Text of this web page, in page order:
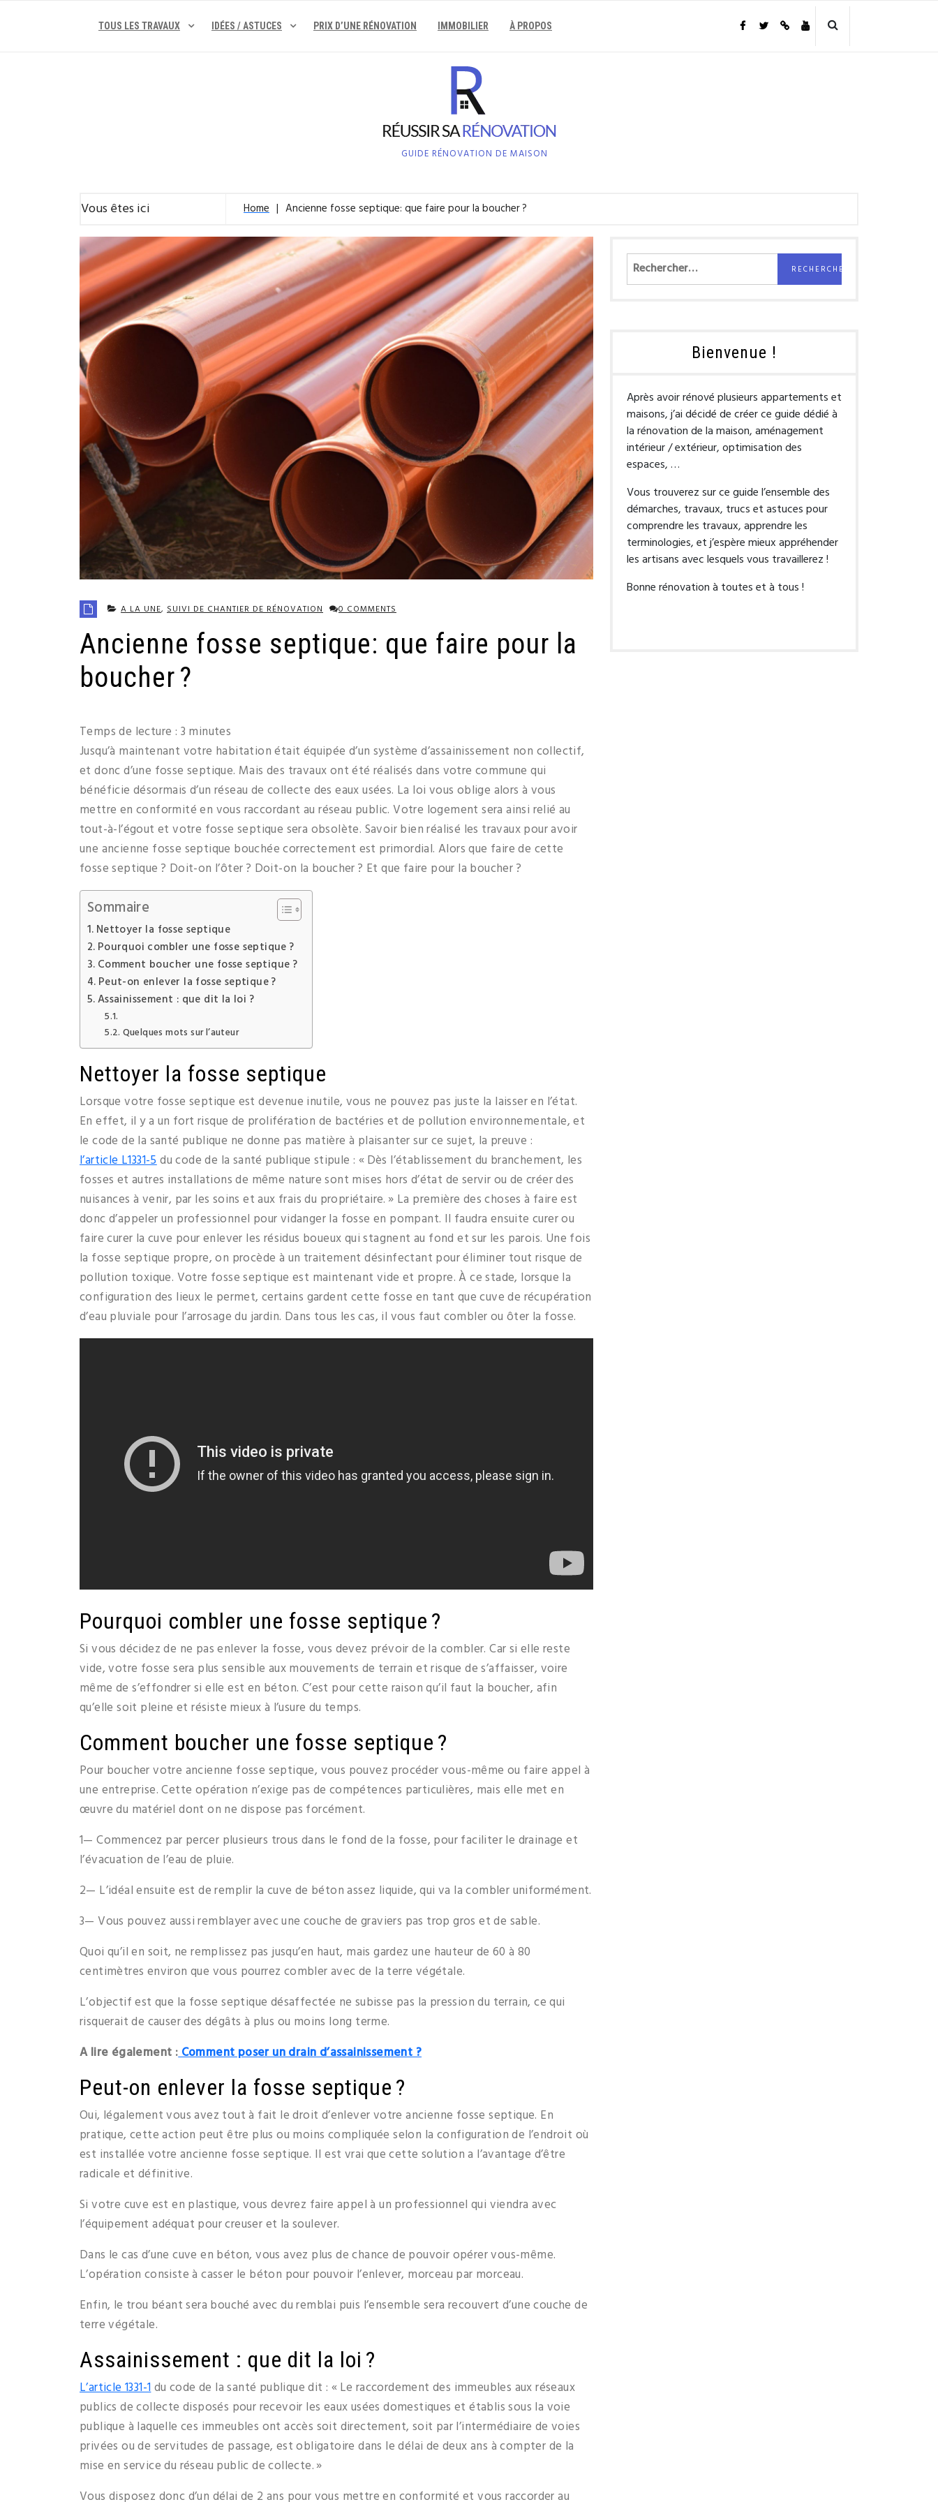
TOUS LES TRAVAUX IDÉES / ASTUCES PRIX D’UNE RÉNOVATION IMMOBILIER À PROPOS
GUIDE RÉNOVATION DE MAISON
Vous êtes ici Home Ancienne fosse septique: que faire pour la boucher ?
A LA UNE, SUIVI DE CHANTIER DE RÉNOVATION 0 COMMENTS
Ancienne fosse septique: que faire pour la
boucher ?
Temps de lecture : 3 minutes
Jusqu’à maintenant votre habitation était équipée d’un système d’assainissement non collectif,
et donc d’une fosse septique. Mais des travaux ont été réalisés dans votre commune qui
bénéficie désormais d’un réseau de collecte des eaux usées. La loi vous oblige alors à vous
mettre en conformité en vous raccordant au réseau public. Votre logement sera ainsi relié au
tout-à-l’égout et votre fosse septique sera obsolète. Savoir bien réalisé les travaux pour avoir
une ancienne fosse septique bouchée correctement est primordial. Alors que faire de cette
fosse septique ? Doit-on l’ôter ? Doit-on la boucher ? Et que faire pour la boucher ?
Sommaire
Nettoyer la fosse septique
Pourquoi combler une fosse septique ?
Comment boucher une fosse septique ?
Peut-on enlever la fosse septique ?
Assainissement : que dit la loi ?
Quelques mots sur l’auteur
Nettoyer la fosse septique
Lorsque votre fosse septique est devenue inutile, vous ne pouvez pas juste la laisser en l’état.
En effet, il y a un fort risque de prolifération de bactéries et de pollution environnementale, et
le code de la santé publique ne donne pas matière à plaisanter sur ce sujet, la preuve :
l’article L1331-5du code de la santé publique stipule : « Dès l’établissement du branchement, les
fosses et autres installations de même nature sont mises hors d’état de servir ou de créer des
nuisances à venir, par les soins et aux frais du propriétaire. » La première des choses à faire est
donc d’appeler un professionnel pour vidanger la fosse en pompant. Il faudra ensuite curer ou
faire curer la cuve pour enlever les résidus boueux qui stagnent au fond et sur les parois. Une fois
la fosse septique propre, on procède à un traitement désinfectant pour éliminer tout risque de
pollution toxique. Votre fosse septique est maintenant vide et propre. À ce stade, lorsque la
configuration des lieux le permet, certains gardent cette fosse en tant que cuve de récupération
d’eau pluviale pour l’arrosage du jardin. Dans tous les cas, il vous faut combler ou ôter la fosse.
Pourquoi combler une fosse septique ?
Si vous décidez de ne pas enlever la fosse, vous devez prévoir de la combler. Car si elle reste
vide, votre fosse sera plus sensible aux mouvements de terrain et risque de s’affaisser, voire
même de s’effondrer si elle est en béton. C’est pour cette raison qu’il faut la boucher, afin
qu’elle soit pleine et résiste mieux à l’usure du temps.
Comment boucher une fosse septique ?
Pour boucher votre ancienne fosse septique, vous pouvez procéder vous-même ou faire appel à
une entreprise. Cette opération n’exige pas de compétences particulières, mais elle met en
œuvre du matériel dont on ne dispose pas forcément.
1— Commencez par percer plusieurs trous dans le fond de la fosse, pour faciliter le drainage et
l’évacuation de l’eau de pluie.
2— L’idéal ensuite est de remplir la cuve de béton assez liquide, qui va la combler uniformément.
3— Vous pouvez aussi remblayer avec une couche de graviers pas trop gros et de sable.
Quoi qu’il en soit, ne remplissez pas jusqu’en haut, mais gardez une hauteur de 60 à 80
centimètres environ que vous pourrez combler avec de la terre végétale.
L’objectif est que la fosse septique désaffectée ne subisse pas la pression du terrain, ce qui
risquerait de causer des dégâts à plus ou moins long terme.
A lire également :Comment poser un drain d’assainissement ?
Peut-on enlever la fosse septique ?
Oui, légalement vous avez tout à fait le droit d’enlever votre ancienne fosse septique. En
pratique, cette action peut être plus ou moins compliquée selon la configuration de l’endroit où
est installée votre ancienne fosse septique. Il est vrai que cette solution a l’avantage d’être
radicale et définitive.
Si votre cuve est en plastique, vous devrez faire appel à un professionnel qui viendra avec
l’équipement adéquat pour creuser et la soulever.
Dans le cas d’une cuve en béton, vous avez plus de chance de pouvoir opérer vous-même.
L’opération consiste à casser le béton pour pouvoir l’enlever, morceau par morceau.
Enfin, le trou béant sera bouché avec du remblai puis l’ensemble sera recouvert d’une couche de
terre végétale.
Assainissement : que dit la loi ?
L’article 1331-1du code de la santé publique dit : « Le raccordement des immeubles aux réseaux
publics de collecte disposés pour recevoir les eaux usées domestiques et établis sous la voie
publique à laquelle ces immeubles ont accès soit directement, soit par l’intermédiaire de voies
privées ou de servitudes de passage, est obligatoire dans le délai de deux ans à compter de la
mise en service du réseau public de collecte. »
Vous disposez donc d’un délai de 2 ans pour vous mettre en conformité et vous raccorder au
Rechercher :
Bienvenue !
Après avoir rénové plusieurs appartements et
maisons, j’ai décidé de créer ce guide dédié à
la rénovation de la maison, aménagement
intérieur / extérieur, optimisation des
espaces, …
Vous trouverez sur ce guide l’ensemble des
démarches, travaux, trucs et astuces pour
comprendre les travaux, apprendre les
terminologies, et j’espère mieux appréhender
les artisans avec lesquels vous travaillerez !
Bonne rénovation à toutes et à tous !